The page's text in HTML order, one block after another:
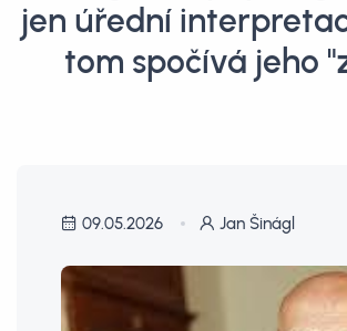
jen úřední
tom spočívá jeho
09.05.2026 Jan Šinágl